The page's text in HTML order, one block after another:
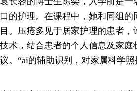
口的护理。在课程中，她和同组
目。压疮多见于居家护理的患者
技术，结合患者的个人信息及家
议。“ai的辅助识别，对家属科学